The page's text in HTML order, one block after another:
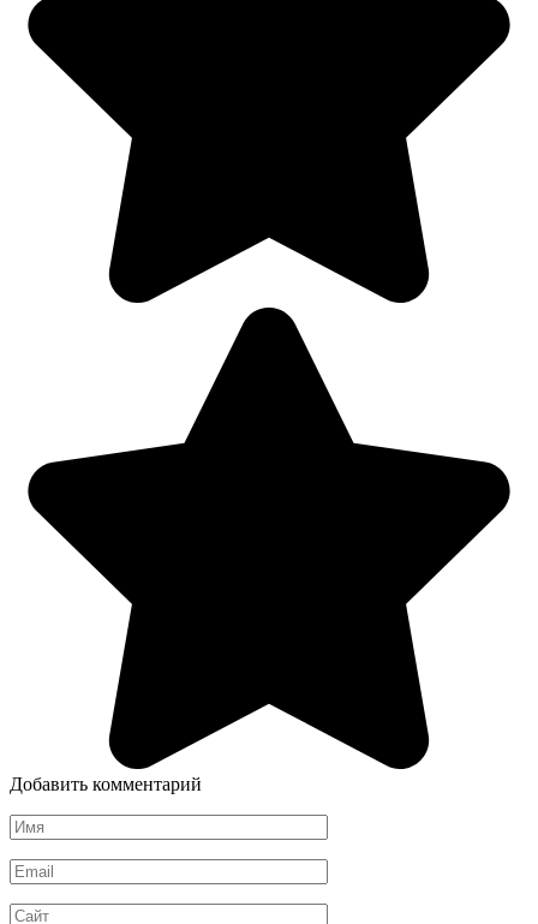
Добавить комментарий
Имя
*
Email
*
Сайт